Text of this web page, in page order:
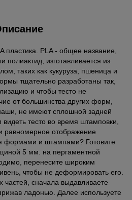
пластика. PLA - общее название,
полиактид, изготавливается из
таких как кукуруза, пшеница и
тщательно разработаны так,
и чтобы тесто не
от большинства других форм,
не имеют сплошной задней
тесто во время штамповки,
равномерное отображение
формами и штампами? Готовите
5 мм. на пергаментной
перенесите широким
чтобы не деформировать его.
частей, сначала выдавливаете
ладонью. Далее используете